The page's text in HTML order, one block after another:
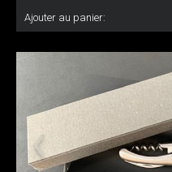
Ajouter au panier: